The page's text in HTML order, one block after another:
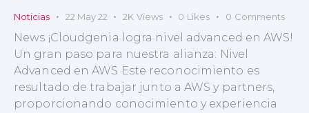
Noticias 22 May 22 2K Views 0 Likes 0 Comments
News ¡Cloudgenia logra nivel advanced en AWS!
Un gran paso para nuestra alianza: Nivel
Advanced en AWS Este reconocimiento es
resultado de trabajar junto a AWS y partners,
proporcionando conocimiento y experiencia